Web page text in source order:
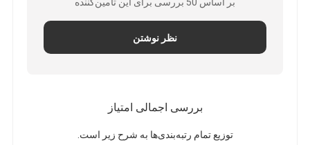
نظر نوشتن
بررسی اجمالی امتیاز
توزیع تمام رتبه‌بندی‌ها به شرح زیر است.